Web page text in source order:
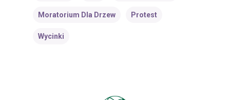
Moratorium Dla Drzew Protest
Wycinki